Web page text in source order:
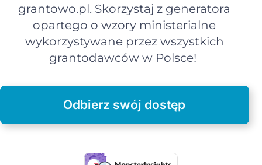
grantowo.pl. Skorzystaj z generatora
opartego o wzory ministerialne
wykorzystywane przez wszystkich
grantodawców w Polsce!
Odbierz swój dostęp